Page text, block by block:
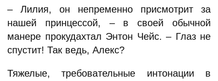
– Лилия, он непременно присмотрит за
нашей принцессой, – в своей обычной
манере прокудахтал Энтон Чейс. – Глаз не
спустит! Так ведь, Алекс?
Тяжелые, требовательные интонации в